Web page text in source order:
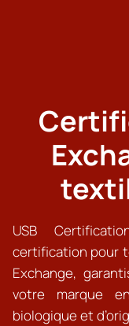
USB
certification pour
Exchange,
votre marque
biologique et